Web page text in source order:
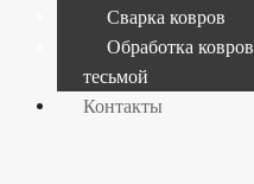
Размер (м)
Плотность
Сварка ковров
Обработка ковров
тесьмой
Контакты